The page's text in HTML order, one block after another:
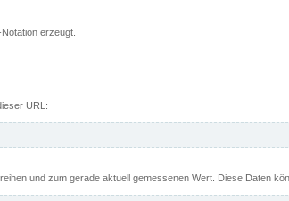
erzeugt.
URL:
und zum gerade aktuell gemessenen Wert. Diese Daten